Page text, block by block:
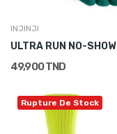
INJINJI
ULTRA RUN NO-SHOW
49,900 TND
Rupture De Stock